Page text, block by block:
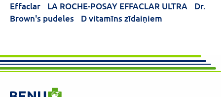
Effaclar
LA ROCHE-POSAY EFFACLAR ULTRA
Dr.
Brown's pudeles
D vitamīns zīdaiņiem